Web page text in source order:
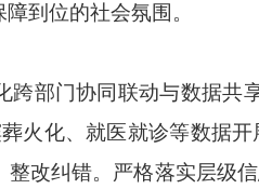
到位的社会氛围。
跨部门协同联动与数据共
火化、就医就诊等数据
改纠错。严格落实层级